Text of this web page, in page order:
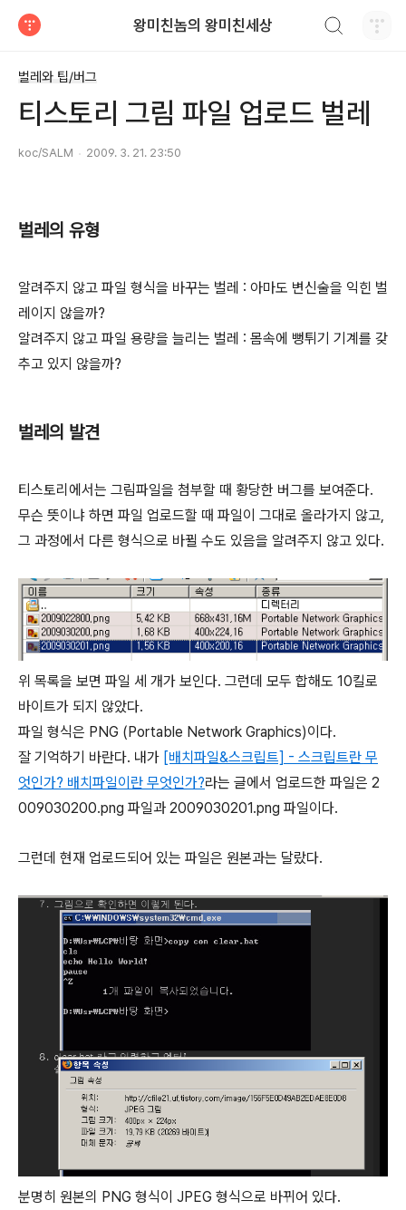
왕미친놈의 왕미친세상
벌레와 팁/버그
티스토리 그림 파일 업로드 벌레
koc/SALM 2009. 3. 21. 23:50
벌레의 유형
알려주지 않고 파일 형식을 바꾸는 벌레 : 아마도 변신술을 익힌 벌
레이지 않을까?
알려주지 않고 파일 용량을 늘리는 벌레 : 몸속에 뻥튀기 기계를 갖
추고 있지 않을까?
벌레의 발견
티스토리에서는 그림파일을 첨부할 때 황당한 버그를 보여준다.
무슨 뜻이냐 하면 파일 업로드할 때 파일이 그대로 올라가지 않고,
그 과정에서 다른 형식으로 바뀔 수도 있음을 알려주지 않고 있다.
위 목록을 보면 파일 세 개가 보인다. 그런데 모두 합해도 10킬로
바이트가 되지 않았다.
파일 형식은 PNG (Portable Network Graphics)이다.
잘 기억하기 바란다. 내가 [배치파일&스크립트] - 스크립트란 무
엇인가? 배치파일이란 무엇인가?라는 글에서 업로드한 파일은 2
009030200.png 파일과 2009030201.png 파일이다.
그런데 현재 업로드되어 있는 파일은 원본과는 달랐다.
분명히 원본의 PNG 형식이 JPEG 형식으로 바뀌어 있다.